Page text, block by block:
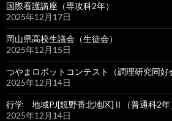
国際看護講座（専攻科2年）
2025年12月17日
岡山県高校生議会（生徒会）
2025年12月15日
つやまロボットコンテスト（調理研究同好
2025年12月14日
行学 地域PJ[鏡野香北地区]Ⅱ（普通科2年
2025年12月14日